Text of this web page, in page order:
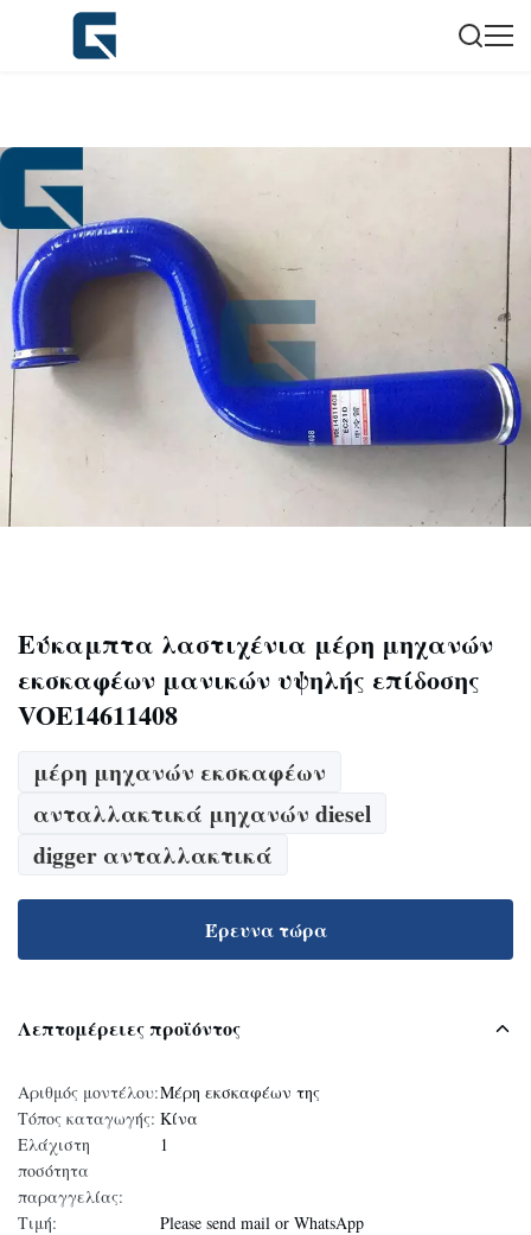
Εύκαμπτα λαστιχένια μέρη μηχανών
εκσκαφέων μανικών υψηλής επίδοσης
VOE14611408
μέρη μηχανών εκσκαφέων
ανταλλακτικά μηχανών diesel
digger ανταλλακτικά
Έρευνα τώρα
Λεπτομέρειες προϊόντος
Αριθμός μοντέλου:Μέρη εκσκαφέων της
Τόπος καταγωγής: Κίνα
Ελάχιστη
ποσότητα
παραγγελίας:
1
Τιμή:
Please send mail or WhatsApp